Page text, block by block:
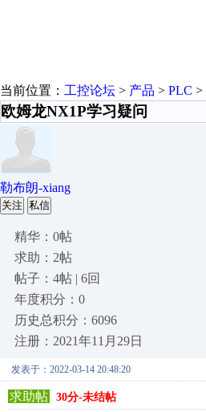
当前位置： 工控论坛 > 产品 > PLC >
欧姆龙NX1P学习疑问
勒布朗-xiang
关注 私信
精华：0帖
求助：2帖
帖子：4帖 | 6回
年度积分：0
历史总积分：6096
注册：2021年11月29日
发表于：2022-03-14 20:48:20
求助帖
30分-未结帖